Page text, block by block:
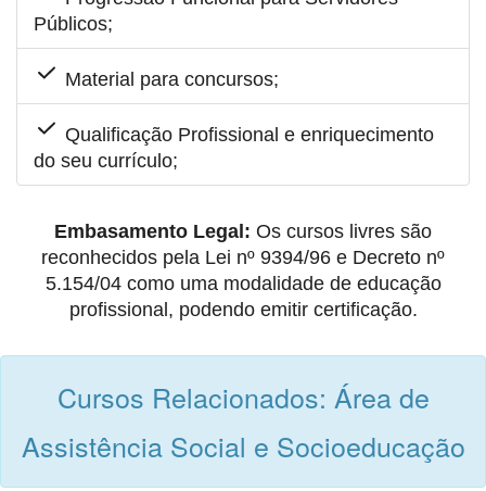
Públicos;
Material para concursos;
Qualificação Profissional e enriquecimento
do seu currículo;
Embasamento Legal: Os cursos livres são
reconhecidos pela Lei nº 9394/96 e Decreto nº
5.154/04 como uma modalidade de educação
profissional, podendo emitir certificação.
Cursos Relacionados: Área de
Assistência Social e Socioeducação